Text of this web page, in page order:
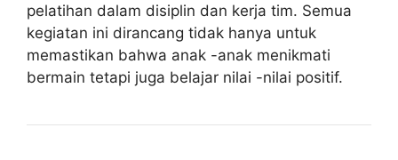
pelatihan dalam disiplin dan kerja tim. Semua
kegiatan ini dirancang tidak hanya untuk
memastikan bahwa anak -anak menikmati
bermain tetapi juga belajar nilai -nilai positif.